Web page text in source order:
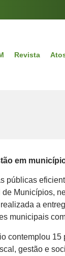
Revista
em
públicas
Municípios,
a
municipais
contemplou
gestão e